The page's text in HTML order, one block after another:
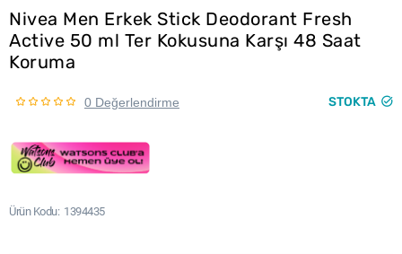
Nivea Men Erkek Stick Deodorant Fresh
Active 50 ml Ter Kokusuna Karşı 48 Saat
Koruma
0 Değerlendirme STOKTA
Ürün Kodu 1394435